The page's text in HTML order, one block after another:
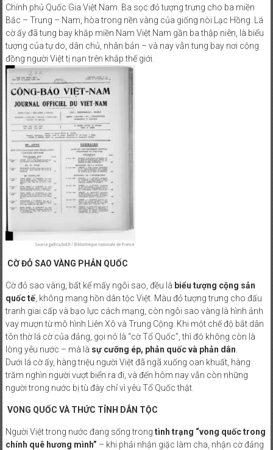
Chính phủ Quốc Gia Việt Nam. Ba sọc đỏ tượng trưng cho ba miền
Bắc – Trung – Nam, hòa trong nền vàng của giống nòi Lạc Hồng. Lá
cờ ấy đã tung bay khắp miền Nam Việt Nam gần ba thập niên, là biểu
tượng của tự do, dân chủ, nhân bản – và nay vẫn tung bay nơi cộng
đồng người Việt tị nạn trên khắp thế giới.
CỜ ĐỎ SAO VÀNG PHẢN QUỐC
Cờ đỏ sao vàng, bất kể mấy ngôi sao, đều là biểu tượng cộng sản
quốc tế, không mang hồn dân tộc Việt. Màu đỏ tượng trưng cho đấu
tranh giai cấp và bạo lực cách mạng, còn ngôi sao vàng là hình ảnh
vay mượn từ mô hình Liên Xô và Trung Cộng. Khi một chế độ bắt dân
tôn thờ lá cờ của đảng, gọi nó là “cờ Tổ Quốc”, thì đó không còn là
lòng yêu nước – mà là sự cưỡng ép, phản quốc và phản dân
Dưới lá cờ ấy, hàng triệu người Việt đã ngã xuống oan khuất, hàng
trăm nghìn người vượt biển ra đi, và đến hôm nay vẫn còn những
người trong nước bị tù đày chỉ vì yêu Tổ Quốc thật.
VONG QUỐC VÀ THỨC TỈNH DÂN TỘC
Người Việt trong nước đang sống trong tình trạng “vong quốc trong
chính quê hương mình” – khi phải nhận giặc làm cha, nhận cờ đảng